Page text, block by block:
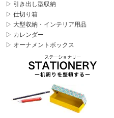
▷ 引き出し型収納
▷ 仕切り箱
▷ 大型収納・インテリア用品
▷ カレンダー
▷ オーナメントボックス